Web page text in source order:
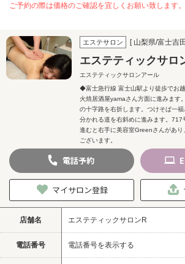
ご予約の際は価格のご確認を宜しくお願い致します。
エステサロン [ 山梨県/富士吉
エステティックサロ
エステティックサロンアール
◆富士急行線 富士山駅より徒歩でお
火焼居酒屋yamaさん方面に進みます
の十字路を右折します。つけそば一
分かれる道を右斜めに進みます。717
進むと右手に美容室Greenさんがあ
ございます。
電話予約
マイサロン登録
店舗名 エステティックサロンR
電話番号 電話番号を表示する